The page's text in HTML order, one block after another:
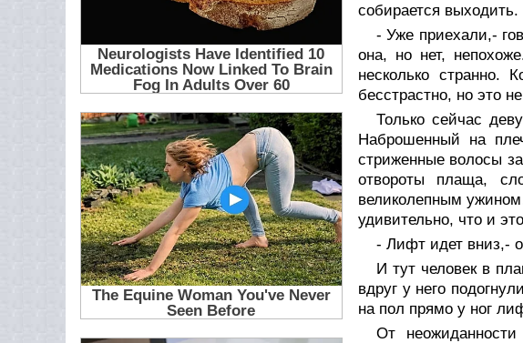
собирается
- Уже приехали,-
она, но нет,
несколько странно.
бесстрастно, но это
Только сейчас
Наброшенный на
стриженные волосы
отвороты плаща,
великолепным
удивительно, что и
- Лифт идет вниз,-
И тут человек в
вдруг у него
на пол прямо у ног
От